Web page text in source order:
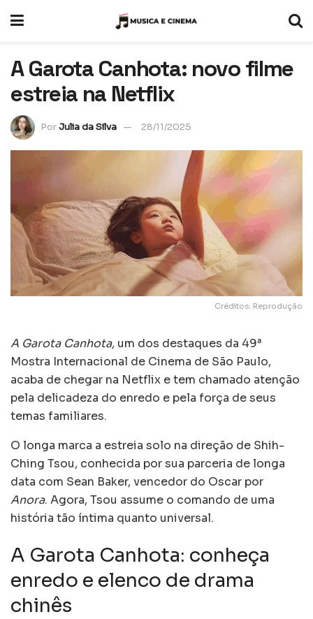
A Garota Canhota: novo filme
estreia na Netflix
PorJulia da Silva 28/11/2025
Créditos: Reprodução
A Garota Canhota, um dos destaques da 49ª
Mostra Internacional de Cinema de São Paulo,
acaba de chegar na Netflix e tem chamado atenção
pela delicadeza do enredo e pela força de seus
temas familiares.
O longa marca a estreia solo na direção de Shih-
Ching Tsou, conhecida por sua parceria de longa
data com Sean Baker, vencedor do Oscar por
Anora. Agora, Tsou assume o comando de uma
história tão íntima quanto universal.
A Garota Canhota: conheça
enredo e elenco de drama
chinês